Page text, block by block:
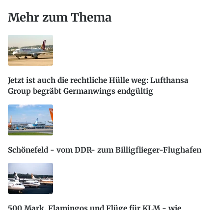
Mehr zum Thema
Jetzt ist auch die rechtliche Hülle weg: Lufthansa
Group begräbt Germanwings endgültig
Schönefeld - vom DDR- zum Billigflieger-Flughafen